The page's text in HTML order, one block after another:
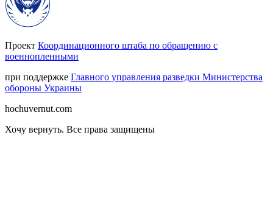
Проект Координационного штаба по обращению с
военнопленными
при поддержке Главного управления разведки Министерства
обороны Украины
hochuvernut.com
Хочу вернуть. Все права защищены